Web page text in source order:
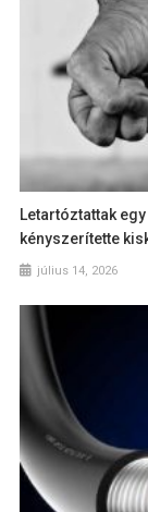
Letartóztattak
kényszerítette
július 14, 2026